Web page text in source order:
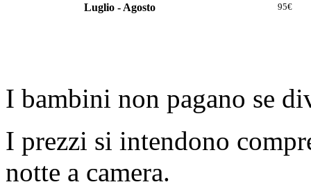
Luglio - Agosto 95€
I bambini non pagano se
I prezzi si intendono
notte a camera.